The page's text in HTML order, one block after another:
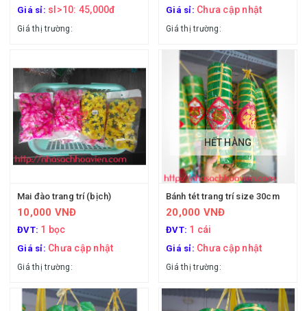
Giá sỉ: sl>10: 45,000đ
Giá thị trường:
Giá sỉ: Chưa cập nhật
Giá thị trường:
Mai đào trang trí (bịch)
10,000 VNĐ
ĐVT: 1 bọc
Giá sỉ: Chưa cập nhật
Giá thị trường:
HẾT HÀNG
Bánh tét trang trí size 30cm
20,000 VNĐ
ĐVT: 1 cái
Giá sỉ: Chưa cập nhật
Giá thị trường: